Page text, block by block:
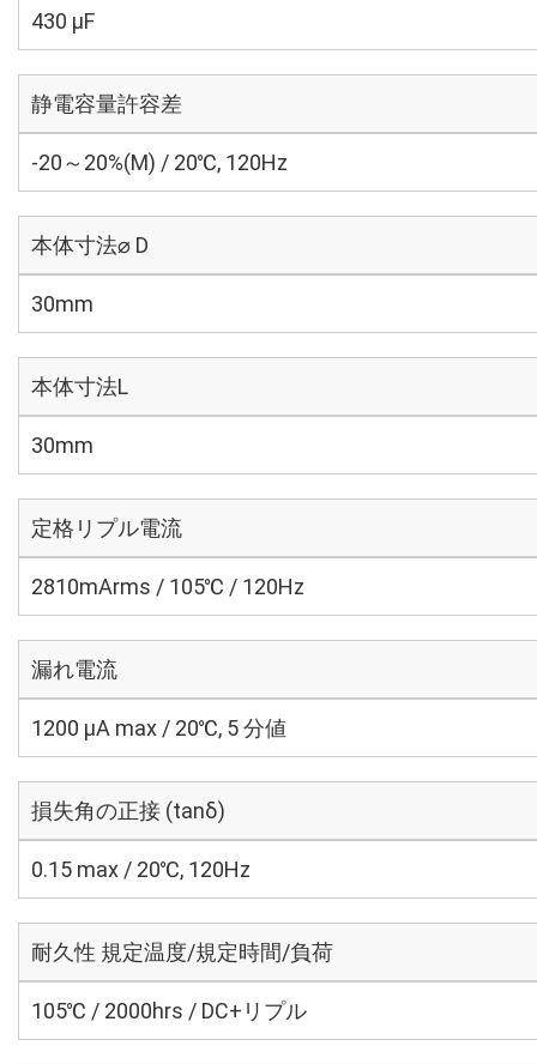
430 µF
静電容量許容差
-20～20%(M) / 20℃, 120Hz
本体寸法⌀ D
30mm
本体寸法L
30mm
定格リプル電流
2810mArms / 105℃ / 120Hz
漏れ電流
1200 μA max / 20℃, 5 分値
損失角の正接 (tanδ)
0.15 max / 20℃, 120Hz
耐久性 規定温度/規定時間/負荷
105℃ / 2000hrs / DC+リプル